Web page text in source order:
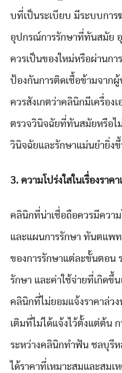
บที่เป็นระเบียบ มีระบบการ
อุปกรณ์การรักษาที่ทันสมัย
ควรเป็นของใหม่หรือผ่านกา
ป้องกันการติดเชื้อข้ามจาก
ควรสังเกตว่าคลินิกมีเครื่อง
ตรวจวินิจฉัยที่ทันสมัยหรือไ
วินิจฉัยและรักษาแม่นยำยิ่ง
3. ความโปร่งใสในเรื่องราค
คลินิกที่น่าเชื่อถือควรมีความ
และแผนการรักษา ทันตแพท
ของการรักษาแต่ละขั้นตอน
รักษา และค่าใช้จ่ายที่เกิดขึ้
คลินิกที่ไม่ยอมแจ้งราคาล่ว
เติมที่ไม่ได้แจ้งไว้ตั้งแต่ต้น
ระหว่างคลินิกทำฟัน ชลบุรี
ได้ราคาที่เหมาะสมและสมเ